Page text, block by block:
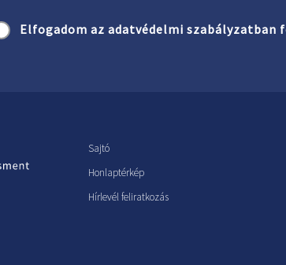
Elfogadom az adatvédelmi
Sajtó
Honlaptérkép
Hírlevél feliratkozás